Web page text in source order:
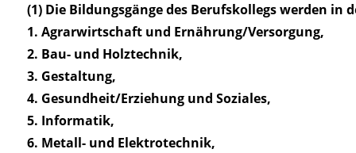
(1) Die Bildungsgänge des Berufskollegs werden in
1. Agrarwirtschaft und Ernährung/Versorgung,
2. Bau- und Holztechnik,
3. Gestaltung,
4. Gesundheit/Erziehung und Soziales,
5. Informatik,
6. Metall- und Elektrotechnik,